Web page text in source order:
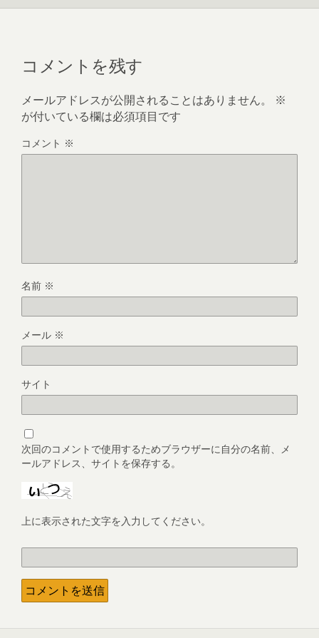
コメントを残す
メールアドレスが公開されることはありません。
※
が付いている欄は必須項目です
コメント ※
名前 ※
メール ※
サイト
次回のコメントで使用するためブラウザーに自分の名前、メ
ールアドレス、サイトを保存する。
上に表示された文字を入力してください。